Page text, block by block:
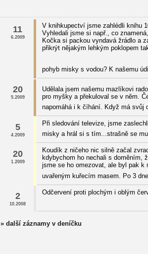
11
6.2009
V knihkupectví jsme zahlédli knihu
Vyhledali jsme si např., co
Kočka si packou vyndavá žrádlo a
přikrýt nějakým lehkým poklopem
pohyb misky s vodou? K našemu
20
5.2009
Udělala jsem našemu mazlíkovi
pro myšky a překuloval se v něm.
napomáhá i k číhání. Když má svůj
5
4.2009
Při sledování televize, jsme
misky a hrál si s tím...strašně se
20
1.2009
Koudík z ničeho nic silně začal
kdybychom ho nechali s doměním,
jsme se ho omezovat, ale byl pak
uvařeným kuřecím masem. Po 3
2
10.2008
Odčervení proti plochým i oblým
» další záznamy v deníčku